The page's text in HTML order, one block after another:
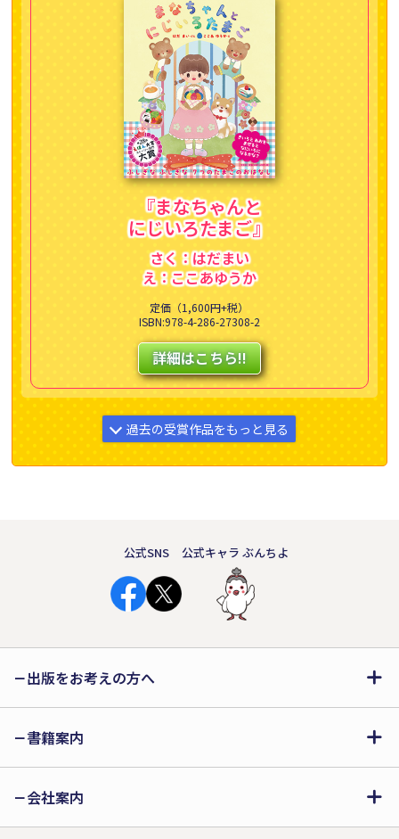
『まなちゃんと
にじいろたまご』
さく：はだまい
え：ここあゆうか
定価（1,600円+税）
ISBN:978-4-286-27308-2
詳細はこちら!!
過去の受賞作品をもっと見る
絵本部門 大賞受賞作品
nariyuki
公式SNS 公式キャラ ぶんちよ
出版をお考えの方へ
書籍案内
会社案内